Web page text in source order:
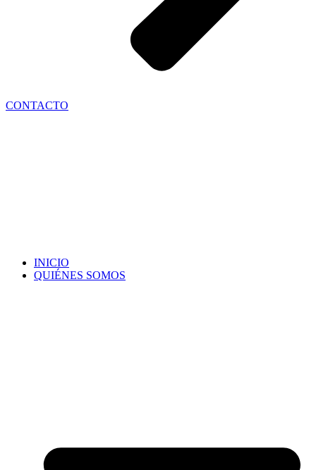
CONTACTO
INICIO
QUIÉNES SOMOS